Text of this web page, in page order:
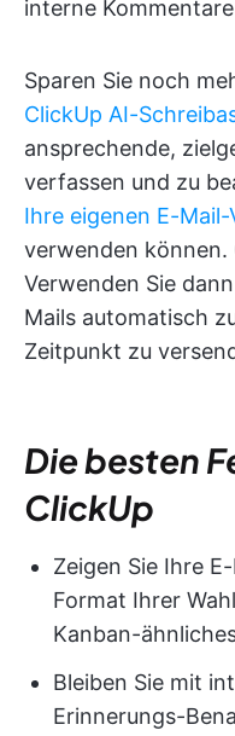
interne
Sparen Sie noch
ClickUp AI-
ansprechende,
verfassen und zu
Ihre eigenen E-Mail-
verwenden können.
Verwenden Sie dann
Mails automatisch
Zeitpunkt zu
Die besten
ClickUp
Zeigen Sie Ihre
Format Ihrer
Kanban-
Bleiben Sie mit
Erinnerungs-